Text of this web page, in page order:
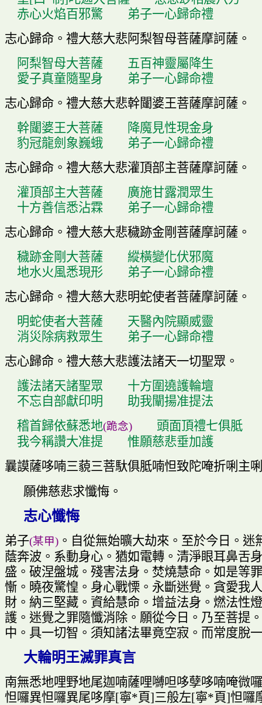
赤心火焰百邪驚
弟子一心歸命禮
志心歸命。 禮大慈大悲阿梨智母菩薩摩訶薩。
阿梨智母大菩薩
五百神靈屬降生
愛子真童隨聖身
弟子一心歸命禮
志心歸命。 禮大慈大悲幹闥婆王菩薩摩訶薩。
幹闥婆王大菩薩
降魔見性現金身
豹冠龍劍象巍蛾
弟子一心歸命禮
志心歸命。 禮大慈大悲灌頂部主菩薩摩訶薩。
灌頂部主大菩薩
廣施甘露潤眾生
十方善信悉沾霖
弟子一心歸命禮
志心歸命。 禮大慈大悲穢跡金剛菩薩摩訶薩。
穢跡金剛大菩薩
縱橫變化伏邪魔
地水火風悉現形
弟子一心歸命禮
志心歸命。 禮大慈大悲明蛇使者菩薩摩訶薩。
明蛇使者大菩薩
天醫內院顯威靈
消災除病救眾生
弟子一心歸命禮
志心歸命。 禮大慈大悲護法諸天一切聖眾 。
護法諸天諸聖眾
十方圍 遶護輪壇
不忘自部獻印明
助我闡揚准提法
稽首歸依蘇悉地(跪念)頭面頂禮七俱胝
我今稱讚大准提
惟願慈悲垂加護
曩謨薩哆喃三藐三菩馱俱胝喃怛致陀唵折唎主
願佛慈悲求懺悔。
志心懺悔
弟子(某甲)。 自從無始曠大劫來。 至於今日 。 迷
蔭奔波。 系動身心。 猶如電轉。 清淨眼耳鼻舌
盛。 破涅盤城。 殘害法身 。 焚燒慧命。 如是等罪
慚。 曉夜驚惶 。 身心戰慄。 永斷迷覺。 貪愛我人
財。 納三堅藏。 資給慧命。 增益法身 。 燃法性燈
護。 迷覺之罪隨懺消除。 願從今日 。 乃至菩提 。
中 。 具一切智 。 須知諸法畢竟空寂 。 而常度脫
大輪明王滅罪真言
南無悉地哩野地尾迦喃薩哩嚩呾哆孽哆喃唵微
怛囉異怛囉異尾哆摩[寧*頁]三般左[寧*頁]怛囉